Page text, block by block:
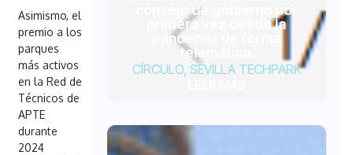
Asimismo, el
premio a los
parques
más activos
en la Red de
Técnicos de
APTE
durante
2024
consejo de gobierno por
primera vez desde la
pandemia de forma
telemática.
CÍRCULO, SEVILLA TECHPARK